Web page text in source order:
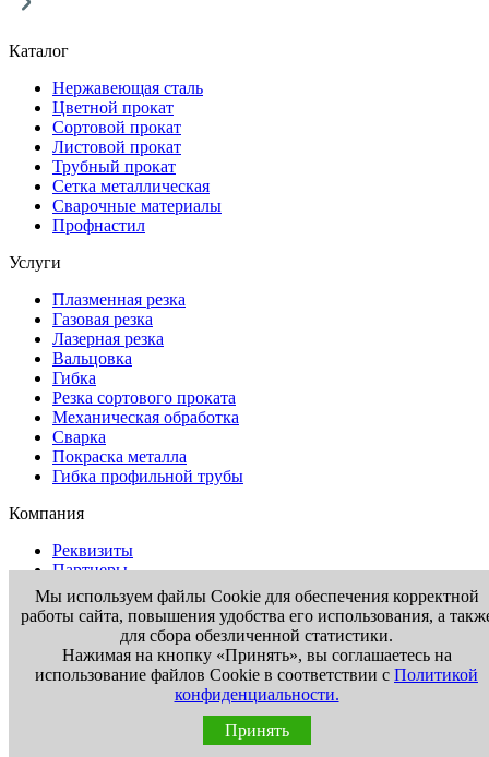
Каталог
Нержавеющая сталь
Цветной прокат
Сортовой прокат
Листовой прокат
Трубный прокат
Сетка металлическая
Сварочные материалы
Профнастил
Услуги
Плазменная резка
Газовая резка
Лазерная резка
Вальцовка
Гибка
Резка сортового проката
Механическая обработка
Сварка
Покраска металла
Гибка профильной трубы
Компания
Реквизиты
Партнеры
Доставка
Отзывы
Контакты
Информация
Мы используем файлы Cookie для обеспечения корректной
работы сайта, повышения удобства его использования, а
для сбора обезличенной статистики.
Нажимая на кнопку «Принять», вы соглашаетесь на
использование файлов Cookie в соответствии с Политикой
конфиденциальности.
Принять